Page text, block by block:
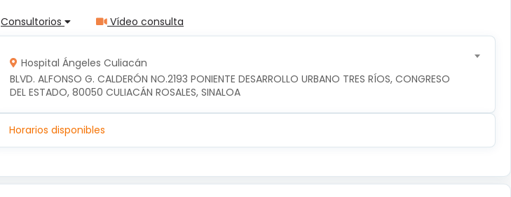
Consultorios Vídeo consulta
Hospital Ángeles Culiacán
BLVD. ALFONSO G. CALDERÓN NO.2193 PONIENTE DESARROLLO URBANO TRES RÍOS, CONGRESO
DEL ESTADO, 80050 CULIACÁN ROSALES, SINALOA
Horarios disponibles